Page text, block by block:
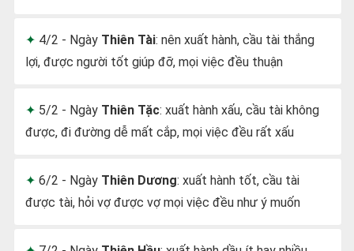
4/2 - Ngày Thiên Tài: nên xuất hành, cầu tài thắng
lợi, được người tốt giúp đỡ, mọi việc đều thuận
5/2 - Ngày Thiên Tặc: xuất hành xấu, cầu tài không
được, đi đường dễ mất cắp, mọi việc đều rất xấu
6/2 - Ngày Thiên Dương: xuất hành tốt, cầu tài
được tài, hỏi vợ được vợ mọi việc đều như ý muốn